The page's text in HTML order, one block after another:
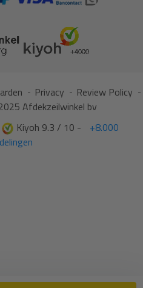
Privacy
Review Policy
Afdekzeilwinkel bv
Kiyoh 9.3 / 10 -
+8.000